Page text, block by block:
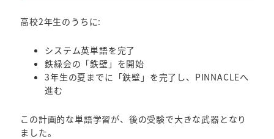
高校2年生のうちに:
システム英単語を完了
鉄緑会の「鉄壁」を開始
3年生の夏までに「鉄壁」を完了し、PINNACLEへ
進む
この計画的な単語学習が、後の受験で大きな武器となり
ました。